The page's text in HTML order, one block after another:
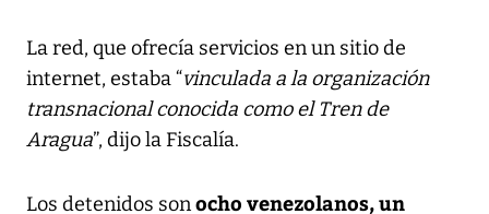
La red, que ofrecía servicios en un sitio de
internet, estaba “vinculada a la organización
transnacional conocida como el Tren de
Aragua”, dijo la Fiscalía.
Los detenidos sonocho venezolanos, un